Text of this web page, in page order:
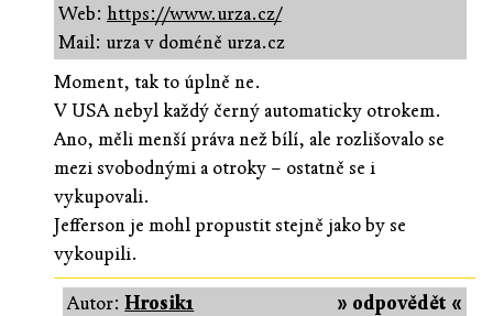
Web: https://www.urza.cz/
Mail: urza v doméně urza.cz
Moment, tak to úplně ne.
V USA nebyl každý černý automaticky otrokem.
Ano, měli menší práva než bílí, ale rozlišovalo se
mezi svobodnými a otroky – ostatně se i
vykupovali.
Jefferson je mohl propustit stejně jako by se
vykoupili.
» odpovědět «
Autor:Hrosik1